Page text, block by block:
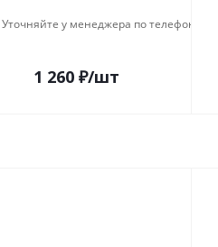
Уточняйте у менеджера по телефону
1 260 ₽/шт